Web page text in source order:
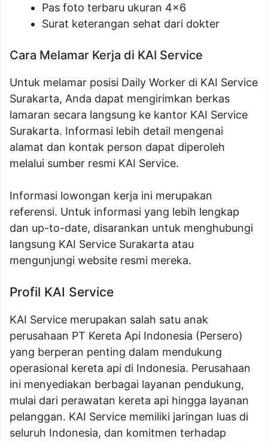
Pas foto terbaru ukuran 4×6
Surat keterangan sehat dari dokter
Cara Melamar Kerja di KAI Service
Untuk melamar posisi Daily Worker di KAI Service
Surakarta, Anda dapat mengirimkan berkas
lamaran secara langsung ke kantor KAI Service
Surakarta. Informasi lebih detail mengenai
alamat dan kontak person dapat diperoleh
melalui sumber resmi KAI Service.
Informasi lowongan kerja ini merupakan
referensi. Untuk informasi yang lebih lengkap
dan up-to-date, disarankan untuk menghubungi
langsung KAI Service Surakarta atau
mengunjungi website resmi mereka.
Profil KAI Service
KAI Service merupakan salah satu anak
perusahaan PT Kereta Api Indonesia (Persero)
yang berperan penting dalam mendukung
operasional kereta api di Indonesia. Perusahaan
ini menyediakan berbagai layanan pendukung,
mulai dari perawatan kereta api hingga layanan
pelanggan. KAI Service memiliki jaringan luas di
seluruh Indonesia, dan komitmen terhadap